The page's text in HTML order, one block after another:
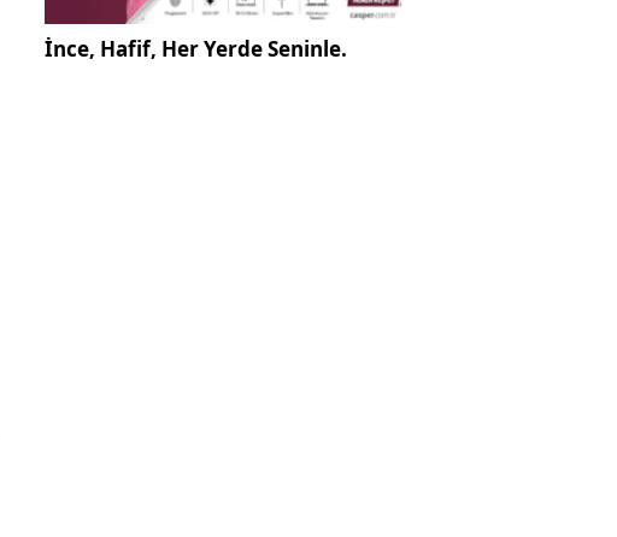
İnce, Hafif, Her Yerde Seninle.